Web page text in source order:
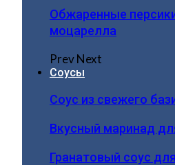
Обжаренные
моцарелла
PrevNext
Соусы
Соус из свежего
Вкусный маринад
Гранатовый соус